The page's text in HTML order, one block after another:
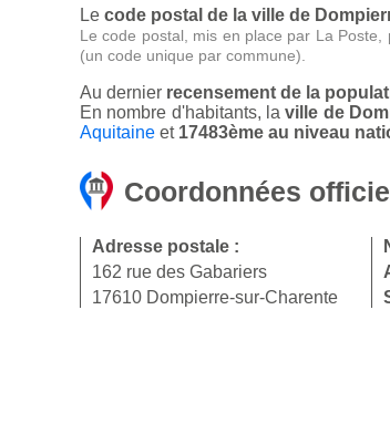
Le code postal de la ville de
Le code postal, mis en place par La
(un code unique par commune).
Au dernier recensement de la
En nombre d'habitants, laville de
Aquitaine et 17483ème au niveau
Coordonnées
Adresse postale :
162 rue des Gabariers
17610 Dompierre-sur-Charente